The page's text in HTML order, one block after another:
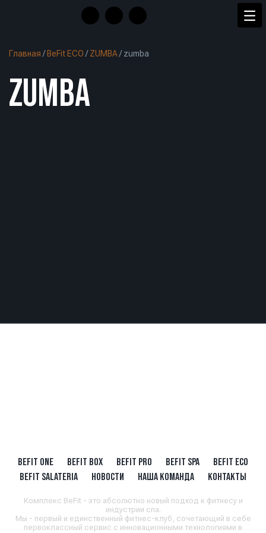
Главная / BeFit ECO /ZUMBA/zumba
ZUMBA
BEFIT ONE BEFIT BOX BEFIT PRO BEFIT SPA
BEFIT ECO
BEFIT SALATERIA
НОВОСТИ НАША КОМАНДА КОНТАКТЫ
Комплекс BeFit - это абсолютно новый подход к фитнесу и
индустрии спа.
Мы - первый и единственный фитнес-клуб, сочетающий в себе
первоклассный сервис с инновационными технологиями в